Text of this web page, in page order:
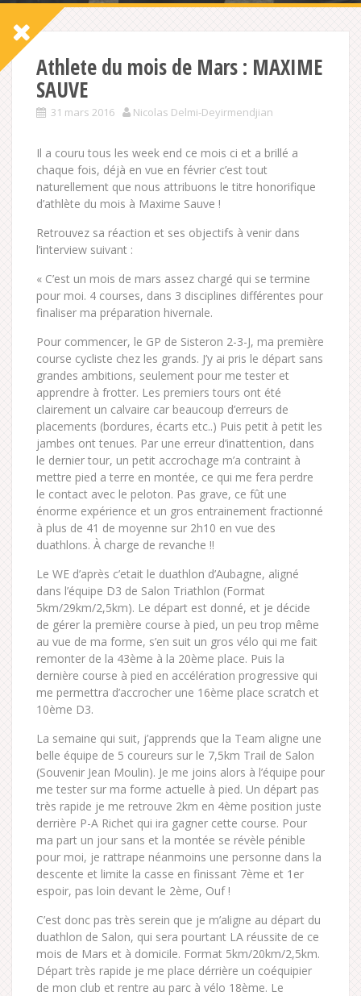
Athlete du mois de Mars : MAXIME
SAUVE
31 mars 2016 Nicolas Delmi-Deyirmendjian
Il a couru tous les week end ce mois ci et a brillé a
chaque fois, déjà en vue en février c’est tout
naturellement que nous attribuons le titre honorifique
d’athlète du mois à Maxime Sauve !
Retrouvez sa réaction et ses objectifs à venir dans
l’interview suivant :
« C’est un mois de mars assez chargé qui se termine
pour moi. 4 courses, dans 3 disciplines différentes pour
finaliser ma préparation hivernale.
Pour commencer, le GP de Sisteron 2-3-J, ma première
course cycliste chez les grands. J’y ai pris le départ sans
grandes ambitions, seulement pour me tester et
apprendre à frotter. Les premiers tours ont été
clairement un calvaire car beaucoup d’erreurs de
placements (bordures, écarts etc..) Puis petit à petit les
jambes ont tenues. Par une erreur d’inattention, dans
le dernier tour, un petit accrochage m’a contraint à
mettre pied a terre en montée, ce qui me fera perdre
le contact avec le peloton. Pas grave, ce fût une
énorme expérience et un gros entrainement fractionné
à plus de 41 de moyenne sur 2h10 en vue des
duathlons. À charge de revanche !!
Le WE d’après c’etait le duathlon d’Aubagne, aligné
dans l’équipe D3 de Salon Triathlon (Format
5km/29km/2,5km). Le départ est donné, et je décide
de gérer la première course à pied, un peu trop même
au vue de ma forme, s’en suit un gros vélo qui me fait
remonter de la 43ème à la 20ème place. Puis la
dernière course à pied en accélération progressive qui
me permettra d’accrocher une 16ème place scratch et
10ème D3.
La semaine qui suit, j’apprends que la Team aligne une
belle équipe de 5 coureurs sur le 7,5km Trail de Salon
(Souvenir Jean Moulin). Je me joins alors à l’équipe pour
me tester sur ma forme actuelle à pied. Un départ pas
très rapide je me retrouve 2km en 4ème position juste
derrière P-A Richet qui ira gagner cette course. Pour
ma part un jour sans et la montée se révèle pénible
pour moi, je rattrape néanmoins une personne dans la
descente et limite la casse en finissant 7ème et 1er
espoir, pas loin devant le 2ème, Ouf !
C’est donc pas très serein que je m’aligne au départ du
duathlon de Salon, qui sera pourtant LA réussite de ce
mois de Mars et à domicile. Format 5km/20km/2,5km.
Départ très rapide je me place dérrière un coéquipier
de mon club et rentre au parc à vélo 18ème. Le